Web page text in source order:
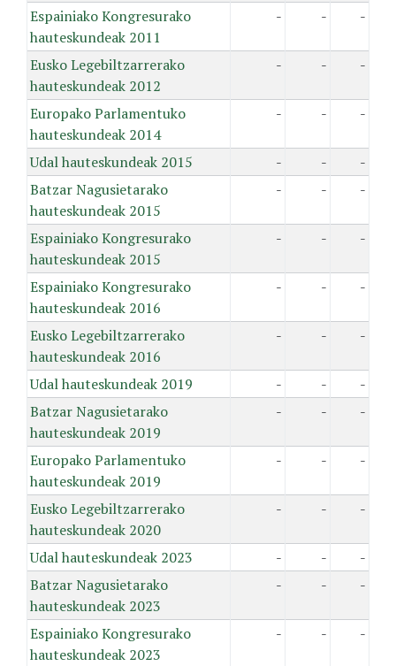
Espainiako Kongresurako
hauteskundeak 2011
- - -
Eusko Legebiltzarrerako
hauteskundeak 2012
- - -
Europako Parlamentuko
hauteskundeak 2014
- - -
Udal hauteskundeak 2015 - -
-
Batzar Nagusietarako
hauteskundeak 2015
- - -
Espainiako Kongresurako
hauteskundeak 2015
- - -
Espainiako Kongresurako
hauteskundeak 2016
- - -
Eusko Legebiltzarrerako
hauteskundeak 2016
- - -
Udal hauteskundeak 2019 - -
-
Batzar Nagusietarako
hauteskundeak 2019
- - -
Europako Parlamentuko
hauteskundeak 2019
- - -
Eusko Legebiltzarrerako
hauteskundeak 2020
- - -
Udal hauteskundeak 2023 - -
-
Batzar Nagusietarako
hauteskundeak 2023
- - -
Espainiako Kongresurako
hauteskundeak 2023
- - -